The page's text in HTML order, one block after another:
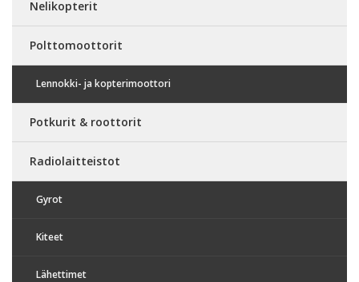
Nelikopterit
Polttomoottorit
Lennokki- ja kopterimoottori
Potkurit & roottorit
Radiolaitteistot
Gyrot
Kiteet
Lähettimet